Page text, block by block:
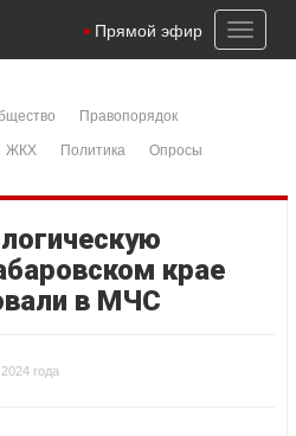
Toggle
Прямой эфир
Правопорядок
ЖКХ Политика
Опросы
крае
в МЧС
года